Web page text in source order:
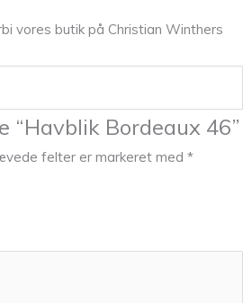
vores butik på Christian Winthers
Bordeaux 46”
felter er markeret med *